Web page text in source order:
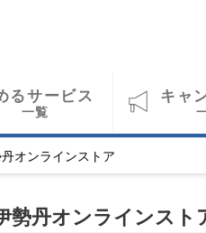
るサービス
一覧
キャ
オンラインストア
勢丹オンラインスト